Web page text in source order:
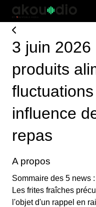
3 juin
produits
influence
repas
A propos
Sommaire des 5 news
Les frites fraîches
l'objet d'un rappel en